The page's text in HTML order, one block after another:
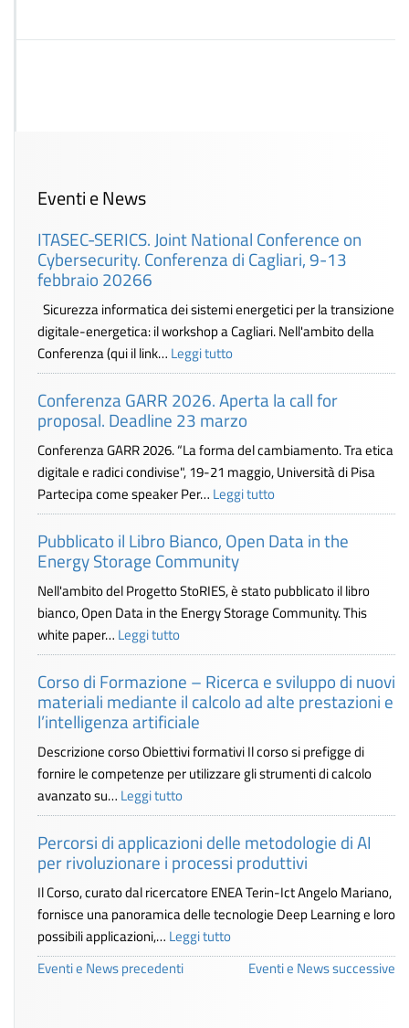
Eventi e News
ITASEC-SERICS. Joint National Conference on
Cybersecurity. Conferenza di Cagliari, 9-13
febbraio 20266
Sicurezza informatica dei sistemi energetici per la transizione
digitale-energetica: il workshop a Cagliari. Nell'ambito della
Conferenza (qui il link… Leggi tutto
Conferenza GARR 2026. Aperta la call for
proposal. Deadline 23 marzo
Conferenza GARR 2026. “La forma del cambiamento. Tra etica
digitale e radici condivise", 19-21 maggio, Università di Pisa
Partecipa come speaker Per… Leggi tutto
Pubblicato il Libro Bianco, Open Data in the
Energy Storage Community
Nell'ambito del Progetto StoRIES, è stato pubblicato il libro
bianco, Open Data in the Energy Storage Community. This
white paper… Leggi tutto
Corso di Formazione – Ricerca e sviluppo di nuovi
materiali mediante il calcolo ad alte prestazioni e
l’intelligenza artificiale
Descrizione corso Obiettivi formativi Il corso si prefigge di
fornire le competenze per utilizzare gli strumenti di calcolo
avanzato su… Leggi tutto
Percorsi di applicazioni delle metodologie di AI
per rivoluzionare i processi produttivi
Il Corso, curato dal ricercatore ENEA Terin-Ict Angelo Mariano,
fornisce una panoramica delle tecnologie Deep Learning e loro
possibili applicazioni,… Leggi tutto
Eventi e News successive
Eventi e News precedenti